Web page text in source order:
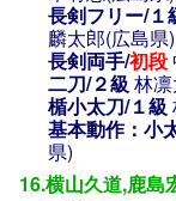
長剣フリー/１
麟太郎(広島県)
長剣両手/初段
二刀/２級 林
楯小太刀/１級
基本動作：小
県)
16.横山久道,鹿島